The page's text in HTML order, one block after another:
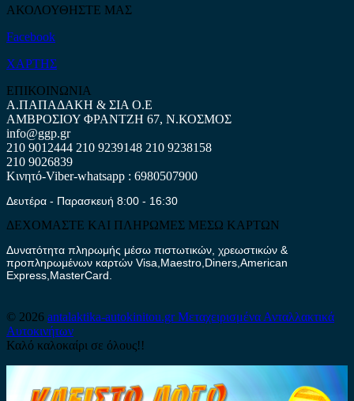
ΑΚΟΛΟΥΘΗΣΤΕ ΜΑΣ
Facebook
ΧΑΡΤΗΣ
ΕΠΙΚΟΙΝΩΝΙΑ
Α.ΠΑΠΑΔΑΚΗ & ΣΙΑ Ο.Ε
ΑΜΒΡΟΣΙΟΥ ΦΡΑΝΤΖΗ 67, Ν.ΚΟΣΜΟΣ
info@ggp.gr
210 9012444 210 9239148 210 9238158
210 9026839
Κινητό-Viber-whatsapp : 6980507900
Δευτέρα - Παρασκευή 8:00 - 16:30
ΔΕΧΟΜΑΣΤΕ ΚΑΙ ΠΛΗΡΩΜΕΣ ΜΕΣΩ ΚΑΡΤΩΝ
Δυνατότητα πληρωμής μέσω πιστωτικών, χρεωστικών &
προπληρωμένων καρτών Visa,Maestro,Diners,American
Express,MasterCard.
© 2026 antalaktika-autokinitou.grΜεταχειρισμένα Ανταλλακτικά
Αυτοκινήτων
Καλό καλοκαίρι σε όλους!!